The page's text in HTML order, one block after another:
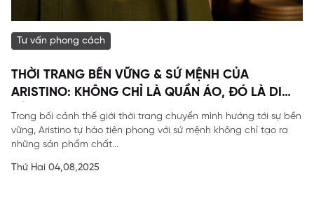
Tư vấn phong cách
THỜI TRANG BỀN VỮNG & SỨ MỆNH CỦA
ARISTINO: KHÔNG CHỈ LÀ QUẦN ÁO, ĐÓ LÀ DI
SẢN
Trong bối cảnh thế giới thời trang chuyển mình hướng tới sự bền
vững, Aristino tự hào tiên phong với sứ mệnh không chỉ tạo ra
những sản phẩm chất...
Thứ Hai 04,08,2025